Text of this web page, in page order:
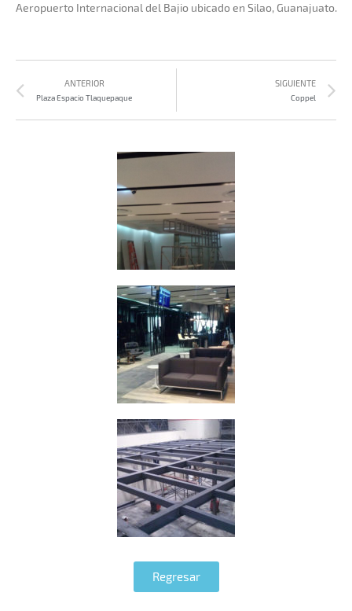
Aeropuerto Internacional del Bajio ubicado en Silao, Guanajuato.
ANTERIOR
Plaza Espacio Tlaquepaque
SIGUIENTE
Coppel
Regresar